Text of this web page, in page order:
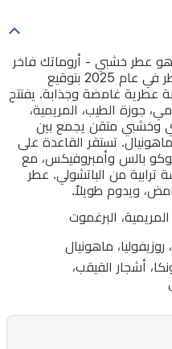
عطر خشبي - أروماتك فاخر
ومميز للجنسين. تم إطلاق هذا العطر في عام 2025 بتوقيع
عطرية غامضة وجذابة. يفتتح
جوزة الطيب، المريمية،
وخشبي متقن يجمع بين
تستقر القاعدة على
بالس وأمبروفيكس، مع
ترابية من الباتشولي. عطر
ويدوم طويلاً.
البرغموت
روزيفوليا، ماهونيال
أشجار القيقب،